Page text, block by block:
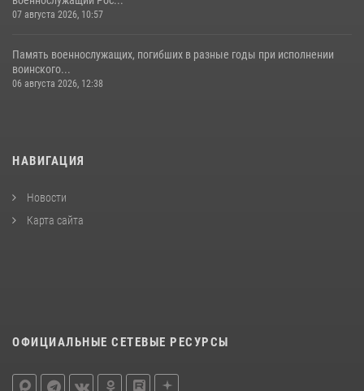
07 августа 2026, 10:57
Память военнослужащих, погибших в разные годы при исполнении
воинского...
06 августа 2026, 12:38
НАВИГАЦИЯ
Новости
Карта сайта
ОФИЦИАЛЬНЫЕ СЕТЕВЫЕ РЕСУРСЫ